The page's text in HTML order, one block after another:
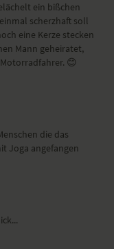
ein bißchen
scherzhaft soll
eine Kerze stecken
Mann geheiratet,
😊
die das
Joga angefangen